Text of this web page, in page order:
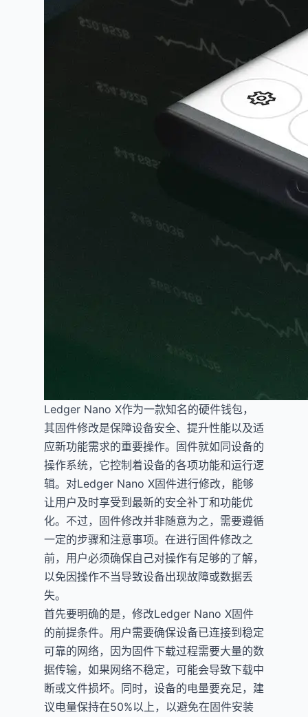
Ledger Nano X作为一款知名的硬件钱包，
其固件修改是保障设备安全、提升性能以及适
应新功能需求的重要操作。固件就如同设备的
操作系统，它控制着设备的各项功能和运行逻
辑。对Ledger Nano X固件进行修改，能够
让用户及时享受到最新的安全补丁和功能优
化。不过，固件修改并非随意为之，需要遵循
一定的步骤和注意事项。在进行固件修改之
前，用户必须确保自己对操作有足够的了解，
以免因操作不当导致设备出现故障或数据丢
失。
首先要明确的是，修改Ledger Nano X固件
的前提条件。用户需要确保设备已连接到稳定
可靠的网络，因为固件下载过程需要大量的数
据传输，如果网络不稳定，可能会导致下载中
断或文件损坏。同时，设备的电量要充足，建
议电量保持在50%以上，以避免在固件安装